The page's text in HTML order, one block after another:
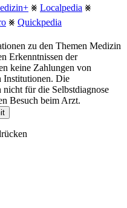
⨳ Localpedia ⨳
⨳ Quickpedia
zu den Themen Medizin
Erkenntnissen der
keine Zahlungen von
Institutionen. Die
für die Selbstdiagnose
Besuch beim Arzt.